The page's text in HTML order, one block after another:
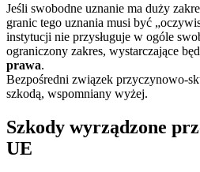
Jeśli swobodne uznanie ma duży
granic tego uznania musi być
instytucji nie przysługuje w ogóle
ograniczony zakres, wystarczające
prawa.
Bezpośredni związek przyczynowo-
szkodą, wspomniany wyżej.
Szkody wyrządzone
UE